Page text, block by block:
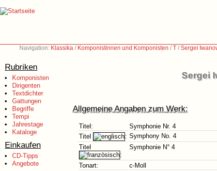
Navigation: Klassika / Komponistinnen und Komponisten /T /Sergei
Rubriken
Komponisten
Dirigenten
Textdichter
Gattungen
Begriffe
Tempi
Jahrestage
Kataloge
Einkaufen
CD-Tipps
Angebote
Sergei
Allgemeine Angaben zum Werk:
Titel:
Symphonie Nr. 4
Titel
: Symphony No. 4
Titel
:
Symphonie N° 4
Tonart:
c-Moll